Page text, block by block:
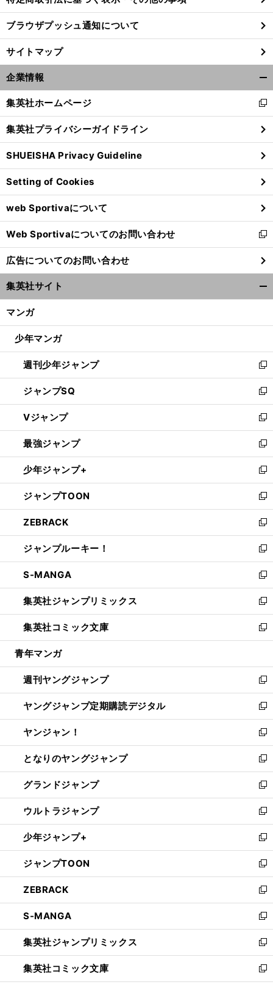
ブラウザプッシュ通知について
サイトマップ
企業情報
閉
る
集英社ホームページ
新
し
い
ウ
ィ
ン
ド
ウ
で
開
く
集英社プライバシーガイドライン
SHUEISHA Privacy Guideline
Setting of Cookies
web Sportivaについて
Web Sportivaについてのお問い合わせ
新
し
い
ウ
ィ
ン
ウ
開
く
広告についてのお問い合わせ
集英社サイト
マンガ
少年マンガ
週刊少年ジャンプ
新
し
い
ウ
ィ
ン
ド
ウ
で
開
く
ジャンプSQ
新
し
い
ウ
ィ
ン
ド
ウ
で
開
く
Vジャンプ
新
し
い
ウ
ィ
ン
ド
ウ
で
開
く
最強ジャンプ
新
し
い
ウ
ィ
ン
ド
ウ
で
開
く
少年ジャンプ+
新
し
い
ウ
ィ
ン
ド
ウ
で
開
く
ジャンプTOON
新
し
い
ウ
ィ
ン
ド
ウ
で
開
く
ZEBRACK
新
し
い
ウ
ィ
ン
ド
ウ
で
開
ジャンプルーキー！
新
し
い
ウ
ィ
ン
ド
ウ
開
く
S-MANGA
新
し
い
ウ
ィ
ン
ウ
で
開
く
集英社ジャンプリミックス
新
し
い
ウ
ン
ド
ウ
で
開
く
集英社コミック文庫
新
し
ウ
ィ
ン
ド
ウ
で
開
く
青年マンガ
週刊ヤングジャンプ
新
し
い
ウ
ィ
ン
ド
ウ
で
開
く
ヤングジャンプ定期購読デジタル
新
し
い
ウ
ィ
ン
ド
ウ
で
開
く
ヤンジャン！
新
し
い
ウ
ィ
ン
ド
ウ
で
開
く
となりのヤングジャンプ
新
し
い
ウ
ィ
ン
ド
ウ
で
開
く
グランドジャンプ
新
し
い
ウ
ィ
ン
ド
ウ
で
開
く
ウルトラジャンプ
新
し
い
ウ
ィ
ン
ド
ウ
で
開
く
少年ジャンプ+
新
し
い
ウ
ィ
ン
ド
ウ
で
開
く
ジャンプTOON
新
し
い
ウ
ィ
ン
ド
ウ
で
開
ZEBRACK
新
し
い
ウ
ィ
ン
ド
ウ
S-MANGA
新
し
い
ウ
ィ
ン
集英社ジャンプリミックス
新
し
い
ウ
集英社コミック文庫
新
し